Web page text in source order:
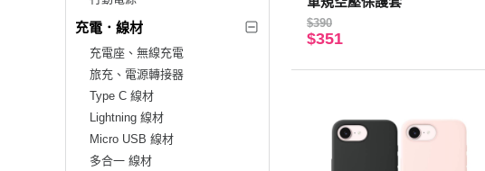
充電．線材
充電座、無線充電
旅充、電源轉接器
Type C 線材
Lightning 線材
Micro USB 線材
多合一 線材
$390
$351